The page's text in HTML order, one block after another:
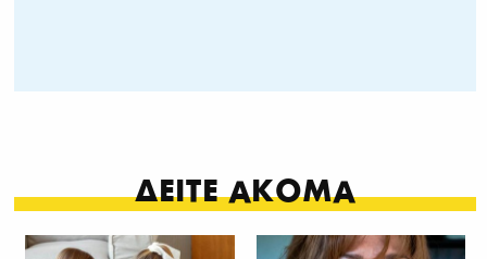
ΔΕΙΤΕ ΑΚΟΜΑ